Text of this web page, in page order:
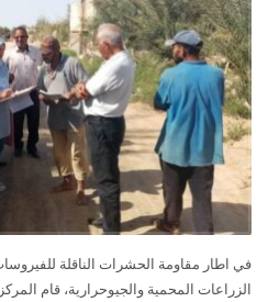
في اطار مقاومة الحشرات الناقلة
الزراعات المحمية والجيوحرارية، قام